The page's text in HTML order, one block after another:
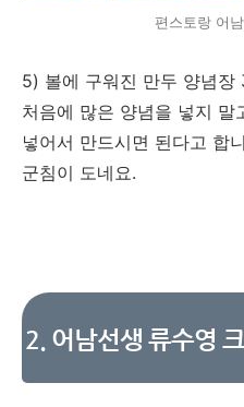
편스토랑 어
5) 볼에 구워진 만두 양념장
처음에 많은 양념을 넣지 말
넣어서 만드시면 된다고 합
군침이 도네요.
2. 어남선생 류수영